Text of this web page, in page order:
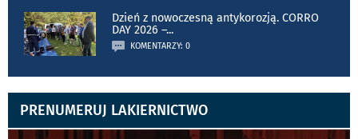
Dzień z nowoczesną antykorozją. CORRO
DAY 2026 –...
KOMENTARZY: 0
PRENUMERUJ LAKIERNICTWO